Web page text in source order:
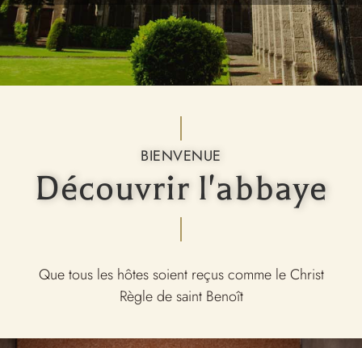
BIENVENUE
Découvrir l'abbaye
Que tous les hôtes soient reçus comme le Christ
Règle de saint Benoît